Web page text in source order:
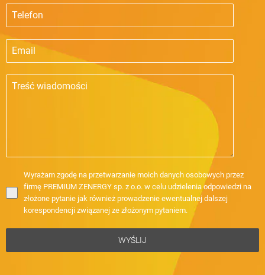
Wyrażam zgodę na przetwarzanie moich danych osobowych przez
firmę PREMIUM ZENERGY sp. z o.o. w celu udzielenia odpowiedzi na
złożone pytanie jak również prowadzenie ewentualnej dalszej
korespondencji związanej ze złożonym pytaniem.
WYŚLIJ